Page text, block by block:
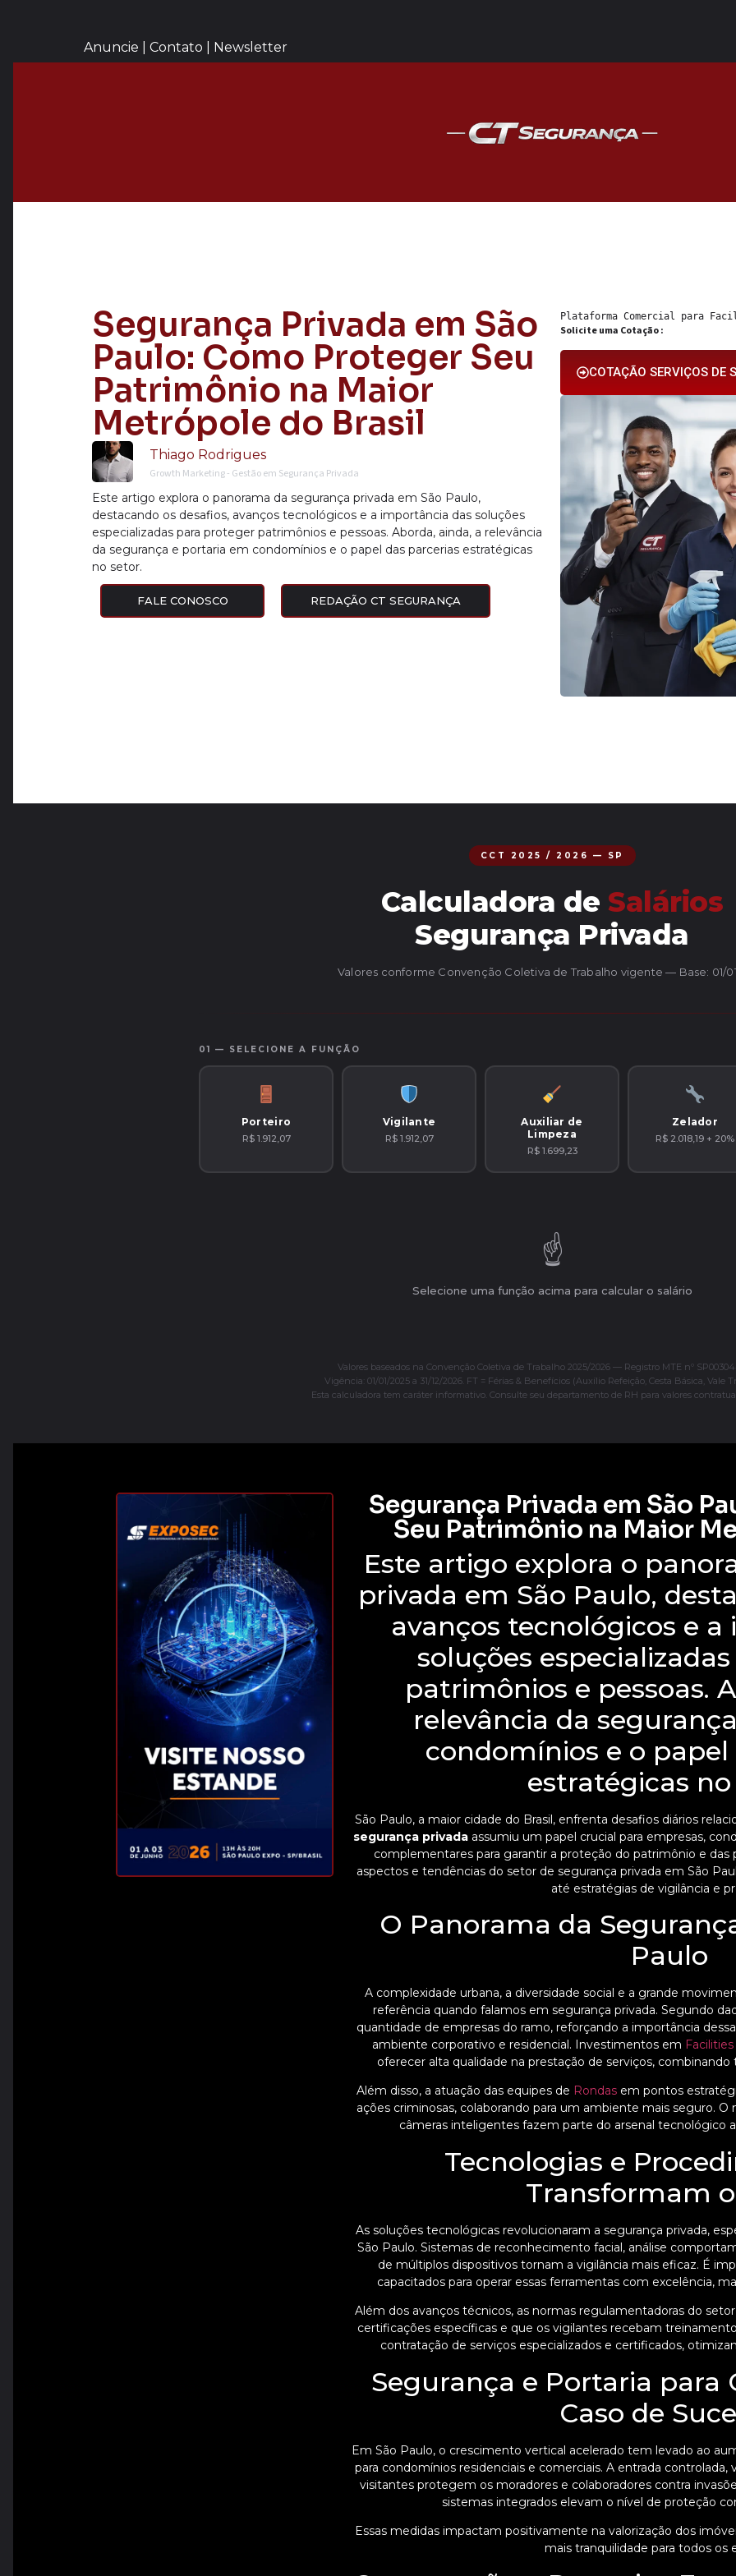
Anuncie | Contato | Newsletter
Segurança Privada em São
Paulo: Como Proteger Seu
Patrimônio na Maior
Metrópole do Brasil
Thiago Rodrigues
Growth Marketing - Gestão em Segurança Privada
Este artigo explora o panorama da segurança privada em São Paulo,
destacando os desafios, avanços tecnológicos e a importância das soluções
especializadas para proteger patrimônios e pessoas. Aborda, ainda, a relevância
da segurança e portaria em condomínios e o papel das parcerias estratégicas
no setor.
FALE CONOSCO REDAÇÃO CT SEGURANÇA
Plataforma Comercial para
Solicite uma Cotação :
COTAÇÃO SERVIÇOS DE
CCT 2025 / 2026 — SP
Calculadora de Salários
Segurança Privada
Valores conforme Convenção Coletiva de Trabalho vigente — Base: 01/
01 — SELECIONE A FUNÇÃO
Porteiro
R$ 1.912,07
Vigilante
R$ 1.912,07
Auxiliar de
Limpeza
R$ 1.699,23
Zelador
R$ 2.018,19 + 20%
☝️
Selecione uma função acima para calcular o salário
Valores baseados na Convenção Coletiva de Trabalho 2025/2026 — Registro MTE nº
Vigência: 01/01/2025 a 31/12/2026. FT = Férias & Benefícios (Auxílio Refeição, Cesta Básica, Vale
Esta calculadora tem caráter informativo. Consulte seu departamento de RH para valores
Segurança Privada em São
Seu Patrimônio na Maior
Este artigo explora o
privada em São Paulo,
avanços tecnológicos e
soluções
patrimônios e pessoas.
relevância da
condomínios e o papel
estratégicas no
São Paulo, a maior cidade do Brasil, enfrenta desafios diários
segurança privadaassumiu um papel crucial para empresas,
complementares para garantir a proteção do patrimônio e das
aspectos e tendências do setor de segurança privada em São
até estratégias de vigilância e
O Panorama da
Paulo
A complexidade urbana, a diversidade social e a grande
referência quando falamos em segurança privada. Segundo
quantidade de empresas do ramo, reforçando a importância
ambiente corporativo e residencial. Investimentos em Facilities
oferecer alta qualidade na prestação de serviços,
Além disso, a atuação das equipes de Rondasem pontos
ações criminosas, colaborando para um ambiente mais seguro.
câmeras inteligentes fazem parte do arsenal tecnológico
Tecnologias e
Transformam
As soluções tecnológicas revolucionaram a segurança privada,
São Paulo. Sistemas de reconhecimento facial, análise
de múltiplos dispositivos tornam a vigilância mais eficaz. É
capacitados para operar essas ferramentas com excelência,
Além dos avanços técnicos, as normas regulamentadoras do
certificações específicas e que os vigilantes recebam
contratação de serviços especializados e certificados,
Segurança e Portaria para
Caso de
Em São Paulo, o crescimento vertical acelerado tem levado ao
para condomínios residenciais e comerciais. A entrada controlada,
visitantes protegem os moradores e colaboradores contra
sistemas integrados elevam o nível de proteção
Essas medidas impactam positivamente na valorização dos
mais tranquilidade para todos os